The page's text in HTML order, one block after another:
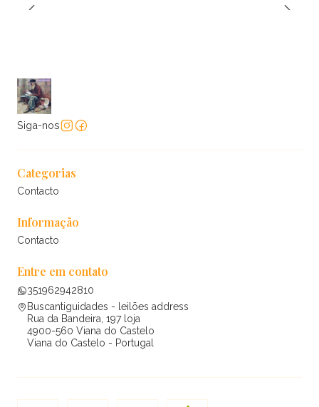
Siga-nos
Categorias
Contacto
Informação
Contacto
Entre em contato
351962942810
Buscantiguidades - leilões address
Rua da Bandeira, 197 loja
4900-560 Viana do Castelo
Viana do Castelo - Portugal